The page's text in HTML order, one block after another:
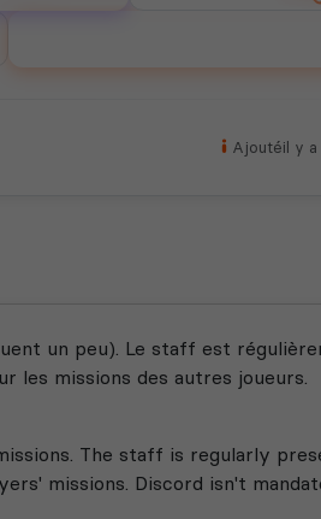
Ajoutéil y a
un peu). Le staff est
les missions des autres joueurs.
The staff is regularly
missions. Discord isn't